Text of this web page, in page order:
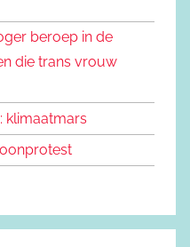
beroep in de
die trans vrouw
klimaatmars